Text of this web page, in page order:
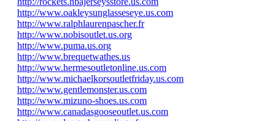
http://www.oakleysunglasseseye.us.com
http://www.ralphlaurenpascher.fr
http://www.nobisoutlet.us.org
http://www.puma.us.org
http://www.brequetwathes.us
http://www.hermesoutletonline.us.com
http://www.michaelkorsoutletfriday.us.com
http://www.gentlemonster.us.com
http://www.mizuno-shoes.us.com
http://www.canadasgooseoutlet.us.com